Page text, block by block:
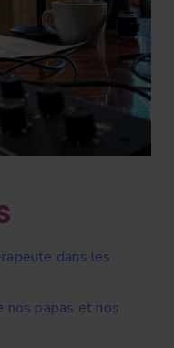
dans les
nos papas et nos